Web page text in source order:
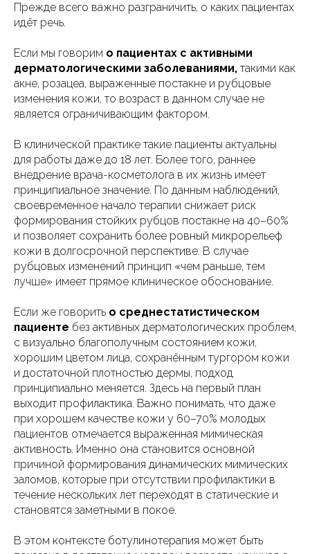
Прежде всего важно разграничить, о каких пациентах
идёт речь.
Если мы говорим о пациентах с активными
дерматологическими заболеваниями, такими как
акне, розацеа, выраженные постакне и рубцовые
изменения кожи, то возраст в данном случае не
является ограничивающим фактором.
В клинической практике такие пациенты актуальны
для работы даже до 18 лет. Более того, раннее
внедрение врача-косметолога в их жизнь имеет
принципиальное значение. По данным наблюдений,
своевременное начало терапии снижает риск
формирования стойких рубцов постакне на 40–60%
и позволяет сохранить более ровный микрорельеф
кожи в долгосрочной перспективе. В случае
рубцовых изменений принцип «чем раньше, тем
лучше» имеет прямое клиническое обоснование.
Если же говорить о среднестатистическом
пациенте без активных дерматологических проблем,
с визуально благополучным состоянием кожи,
хорошим цветом лица, сохранённым тургором кожи
и достаточной плотностью дермы, подход
принципиально меняется. Здесь на первый план
выходит профилактика. Важно понимать, что даже
при хорошем качестве кожи у 60–70% молодых
пациентов отмечается выраженная мимическая
активность. Именно она становится основной
причиной формирования динамических мимических
заломов, которые при отсутствии профилактики в
течение нескольких лет переходят в статические и
становятся заметными в покое.
В этом контексте ботулинотерапия может быть